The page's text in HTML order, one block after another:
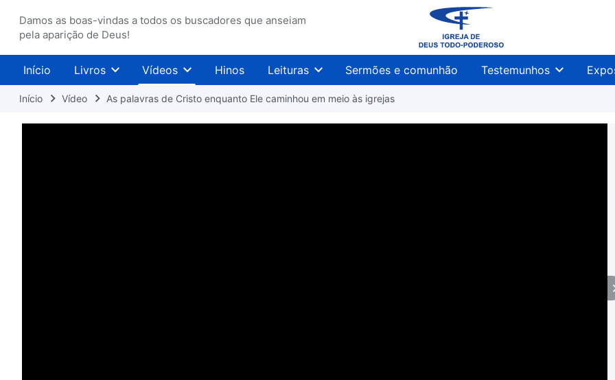
Damos as boas-vindas a todos os buscadores que anseiam
pela aparição de Deus!
Início Livros Vídeos Hinos Leituras Sermões e comunhão Testemunhos
Início Vídeo As palavras de Cristo enquanto Ele caminhou em meio às igrejas